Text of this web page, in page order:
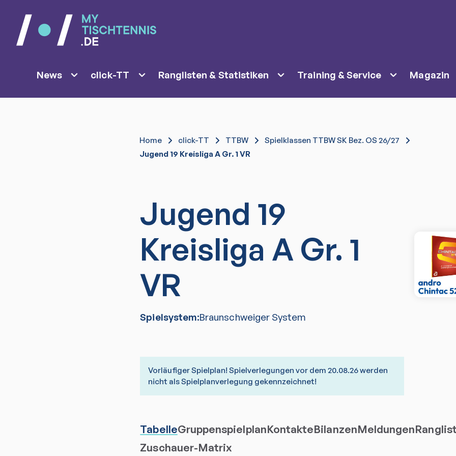
News click-TT Ranglisten & Statistiken Training & Service Magazin
Home click-TT TTBW
Spielklassen TTBW SK Bez. OS 26/27
Jugend 19 Kreisliga A Gr. 1 VR
Jugend 19
Kreisliga A Gr. 1
VR
Spielsystem:Braunschweiger System
Vorläufiger Spielplan! Spielverlegungen vor dem 20.08.26 werden
nicht als Spielplanverlegung gekennzeichnet!
TabelleGruppenspielplanKontakteBilanzenMeldungen
Zuschauer-Matrix